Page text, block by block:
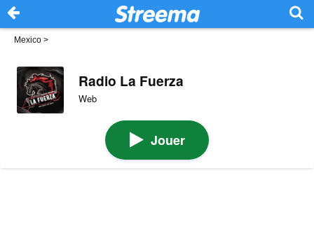
Mexico >
Radio La Fuerza
Web
Jouer